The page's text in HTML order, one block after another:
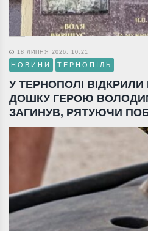
18 ЛИПНЯ 2026, 10:21
НОВИНИ ТЕРНОПІЛЬ
У ТЕРНОПОЛІ
ДОШКУ ГЕРОЮ
ЗАГИНУВ, РЯТУЮЧИ